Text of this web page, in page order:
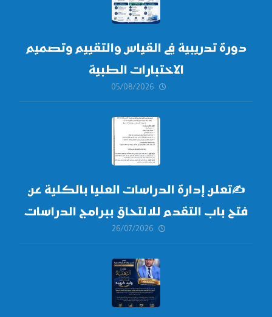
دورة تدريبية في القياس والتقييم وتصميم
الاختبارات الطبية
05/08/2026
✍تعلن إدارة الدراسات العليا بالكلية عن
فتح باب التقدم للالتحاق ببرامج الدراسات
العليا لدورة
أكتوبر 2026،
26/07/2026